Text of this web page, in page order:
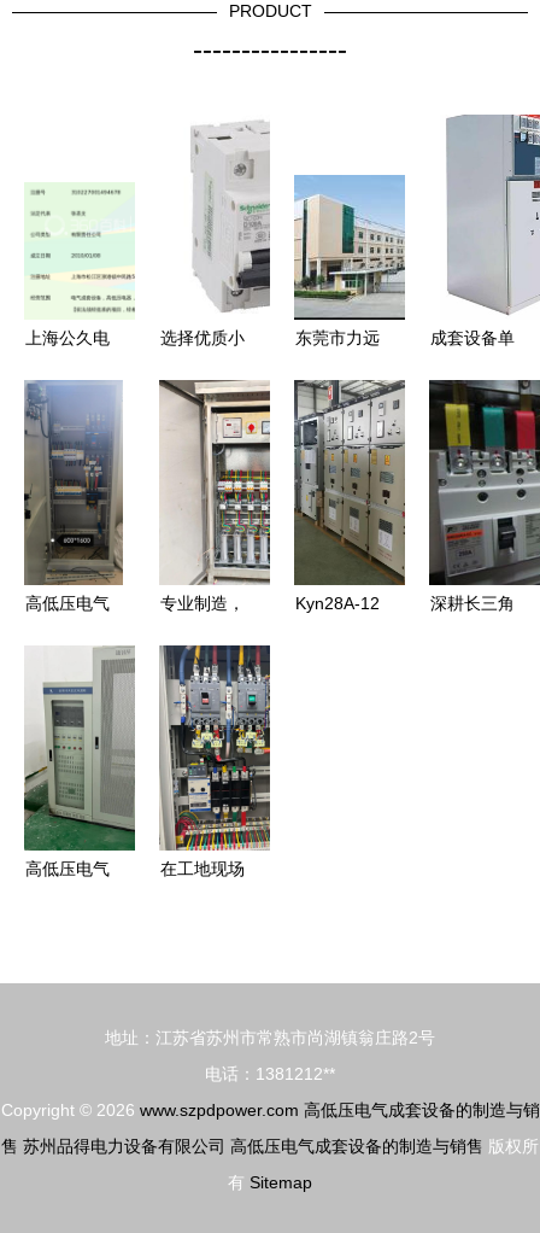
PRODUCT
----------------
上海公久电
低压电气成
套设备的制
造与销售
选择优质小
应商 聚焦
上海施耐德
电气的高低
压电气成套
设备
东莞市力远
新能源领域
高低压电气
成套设备的
制造与销售
专家
成套设备单
的危害及其
对高低压电
气成套设备
制造与销售
的影响
高低压电气
与市场前景
分析
专业制造，
高低压成套
电气设备全
面解析
Kyn28A-12
深耕长三角
高低压电气
在工地现场
地址：江苏省苏州市常熟市尚湖镇翁庄路2号
电话：1381212**
Copyright © 2026 www.szpdpower.com 高低压电气成套设备的制造与销
售 苏州品得电力设备有限公司 高低压电气成套设备的制造与销售 版权所
有 Sitemap